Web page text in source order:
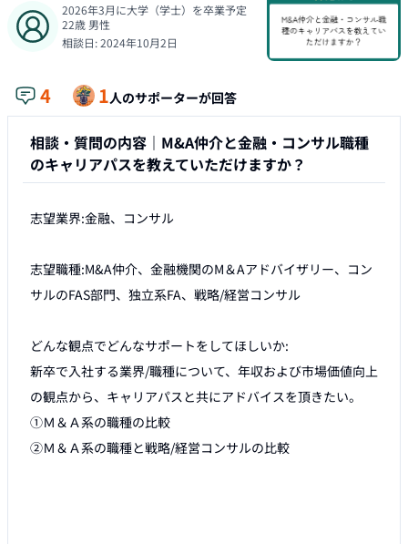
2026年3月に大学（学士）を卒業予定
22歳 男性
相談日:2024年10月2日
4 1人のサポーターが回答
相談・質問の内容｜ M&A仲介と金融・コンサル職種
のキャリアパスを教えていただけますか？
志望業界:金融、コンサル
志望職種:M&A仲介、金融機関のM＆Aアドバイザリー、コン
サルのFAS部門、独立系FA、戦略/経営コンサル
どんな観点でどんなサポートをしてほしいか:
新卒で入社する業界/職種について、年収および市場価値向上
の観点から、キャリアパスと共にアドバイスを頂きたい。
①Ｍ＆Ａ系の職種の比較
②Ｍ＆Ａ系の職種と戦略/経営コンサルの比較